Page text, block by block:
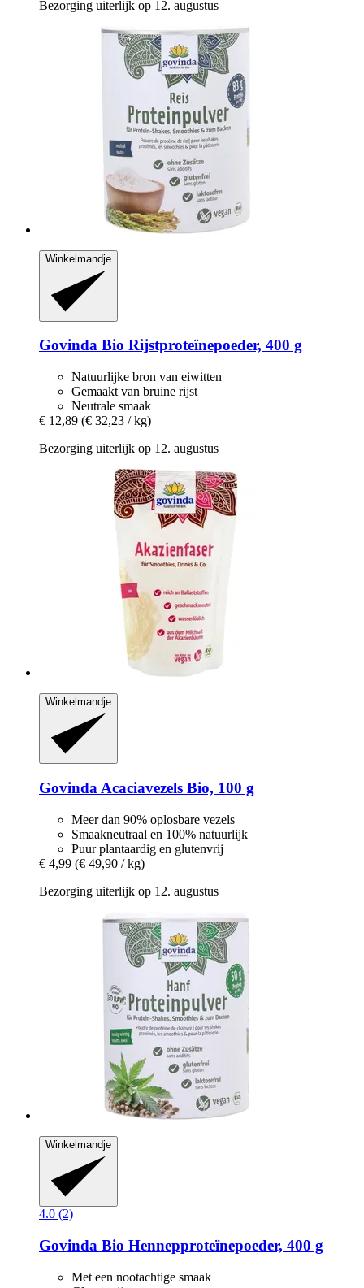
Bezorging uiterlijk op 12. augustus
Winkelmandje
Govinda Bio Rijstproteïnepoeder, 400 g
Natuurlijke bron van eiwitten
Gemaakt van bruine rijst
Neutrale smaak
€ 12,89 (€ 32,23 / kg)
Bezorging uiterlijk op 12. augustus
Winkelmandje
Govinda Acaciavezels Bio, 100 g
Meer dan 90% oplosbare vezels
Smaakneutraal en 100% natuurlijk
Puur plantaardig en glutenvrij
€ 4,99 (€ 49,90 / kg)
Bezorging uiterlijk op 12. augustus
Winkelmandje
4.0 (2)
Govinda Bio Hennepproteïnepoeder, 400 g
Met een nootachtige smaak